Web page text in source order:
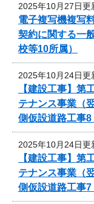
2025年10月27日更
電子複写機複写
契約に関する一
校等10所属）
2025年10月24日更
【建設工事】
テナンス事業（
側仮設道路工事
2025年10月24日更
【建設工事】
テナンス事業（
側仮設道路工事